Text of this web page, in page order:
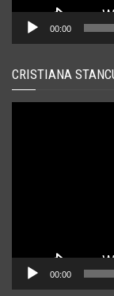
00:00
CRISTIANA
00:00